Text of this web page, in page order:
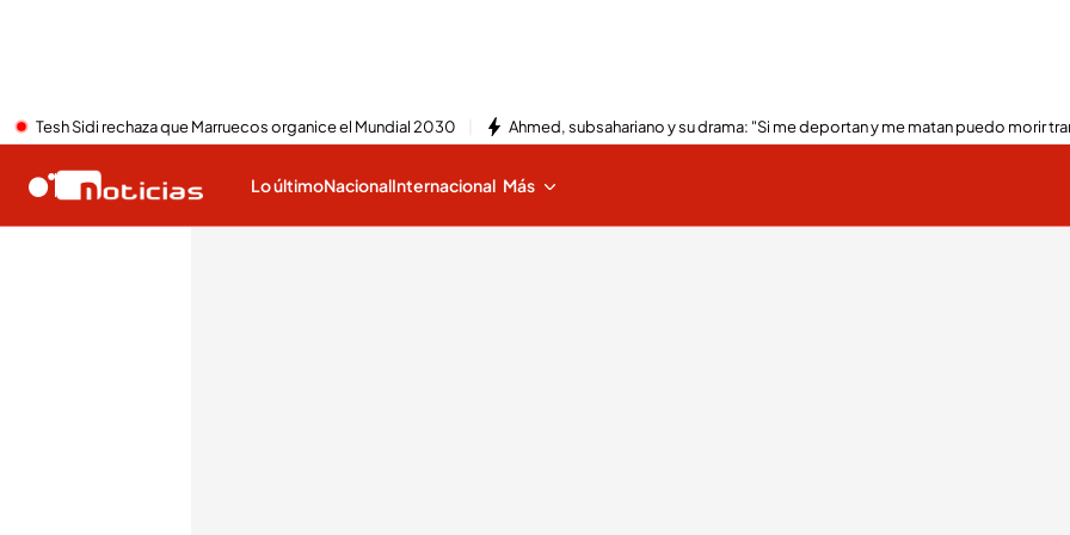
Tesh Sidi rechaza que Marruecos organice el Mundial 2030 Ahmed, subsahariano y su drama: "Si me deportan y me matan puedo morir
Lo últimoNacionalInternacional Más